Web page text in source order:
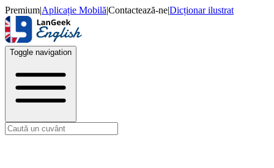
Premium|Aplicație Mobilă|Contactează-ne|Dicționar ilustrat
Toggle navigation